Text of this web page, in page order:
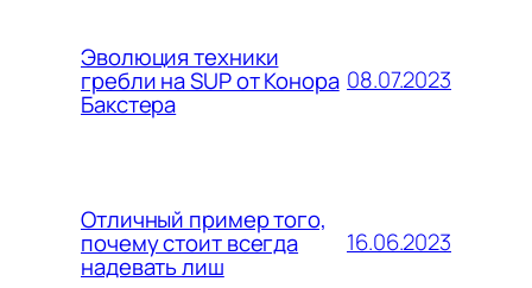
Эволюция техники
гребли на SUP от Конора
Бакстера
08.07.2023
Отличный пример того,
почему стоит всегда
надевать лиш
16.06.2023